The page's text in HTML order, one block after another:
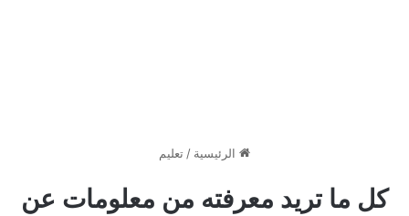
الرئيسية /تعليم
كل ما تريد معرفته من معلومات عن